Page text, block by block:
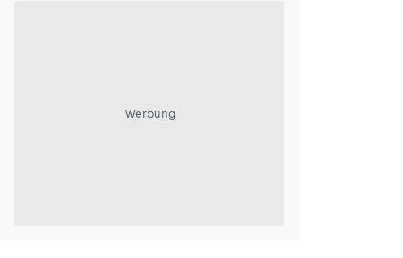
Werbung